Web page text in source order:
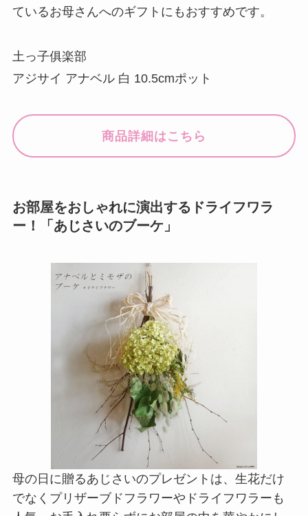
ているお母さんへのギフトにもおすすめです。
土っ子俱楽部
アジサイ アナベル 白 10.5cmポット
商品詳細はこちら
お部屋をおしゃれに演出するドライフワラ
ー！「あじさいのブーケ」
母の日に贈るあじさいのプレゼントは、生花だけ
でなくプリザーブドフラワーやドライフワラーも